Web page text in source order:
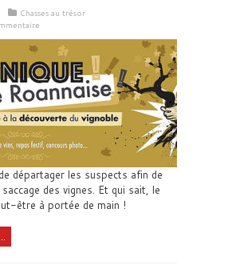
Chasses au trésor
départager les suspects afin de
des vignes. Et qui sait, le
être à portée de main !